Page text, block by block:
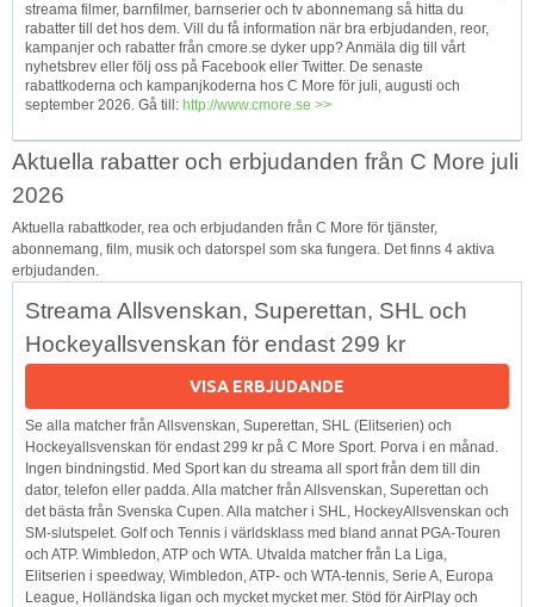
streama filmer, barnfilmer, barnserier och tv abonnemang så hitta du
rabatter till det hos dem. Vill du få information när bra erbjudanden, reor,
kampanjer och rabatter från cmore.se dyker upp? Anmäla dig till vårt
nyhetsbrev eller följ oss på Facebook eller Twitter. De senaste
rabattkoderna och kampanjkoderna hos C More för juli, augusti och
september 2026. Gå till: http://www.cmore.se >>
Aktuella rabatter och erbjudanden från C More juli
2026
Aktuella rabattkoder, rea och erbjudanden från C More för tjänster,
abonnemang, film, musik och datorspel som ska fungera. Det finns 4 aktiva
erbjudanden.
Streama Allsvenskan, Superettan, SHL och
Hockeyallsvenskan för endast 299 kr
VISA ERBJUDANDE
Se alla matcher från Allsvenskan, Superettan, SHL (Elitserien) och
Hockeyallsvenskan för endast 299 kr på C More Sport. Porva i en månad.
Ingen bindningstid. Med Sport kan du streama all sport från dem till din
dator, telefon eller padda. Alla matcher från Allsvenskan, Superettan och
det bästa från Svenska Cupen. Alla matcher i SHL, HockeyAllsvenskan och
SM-slutspelet. Golf och Tennis i världsklass med bland annat PGA-Touren
och ATP. Wimbledon, ATP och WTA. Utvalda matcher från La Liga,
Elitserien i speedway, Wimbledon, ATP- och WTA-tennis, Serie A, Europa
League, Holländska ligan och mycket mycket mer. Stöd för AirPlay och